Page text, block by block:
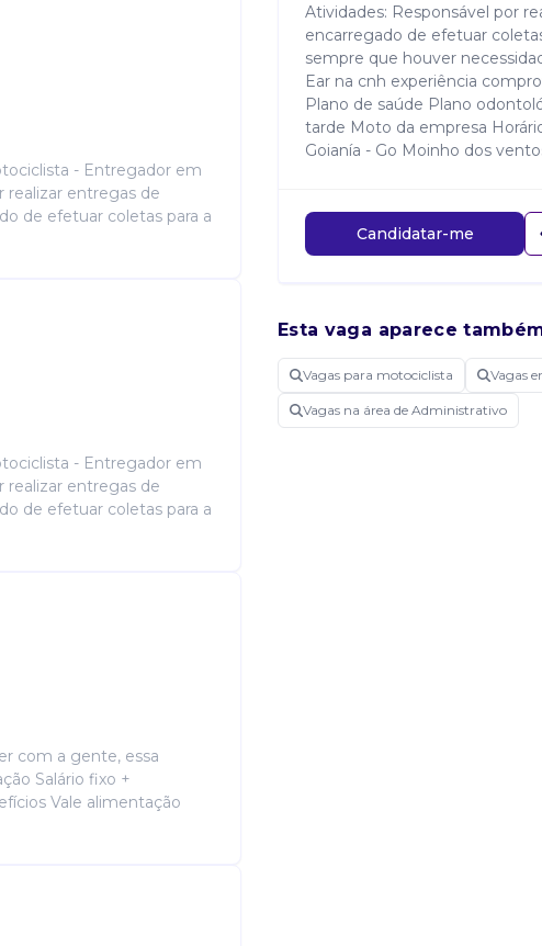
- Entregador em
realizar entregas de
de efetuar coletas para a
- Entregador em
realizar entregas de
de efetuar coletas para a
com a gente, essa
Salário fixo +
Vale alimentação
Atividades: Responsável por
encarregado de efetuar
sempre que houver
Ear na cnh experiência
Plano de saúde Plano
tarde Moto da empresa
Goianía - Go Moinho dos
Candidatar-me
Esta vaga aparece
Vagas para motociclista Vagas
Vagas na área de Administrativo